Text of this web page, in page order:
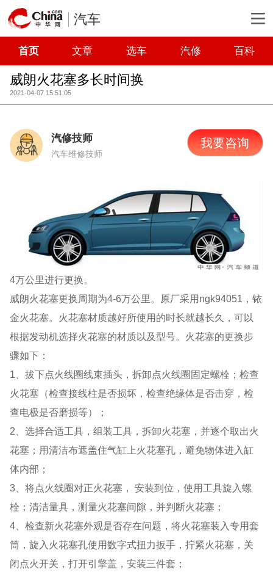
汽车
首页 文章 选车 汽修 百科
威朗火花塞多长时间换
2021-04-07 15:51:05
汽修技师
汽车维修技师
我要咨询
4万公里进行更换。
威朗火花塞更换周期为4-6万公里。原厂采用ngk94051，铱
金火花塞。火花塞材质越好所使用的时长就越长久，可以
根据发动机选择火花塞的材质以及型号。火花塞的更换步
骤如下：
1、拔下点火线圈线束插头，拆卸点火线圈固定螺栓；检查
火花塞（检查接线柱是否损坏，检查绝缘体是否击穿，检
查电极是否磨损等）；
2、选择合适工具，组装工具，拆卸火花塞，并逐个取出火
花塞；用清洁布遮盖住气缸上火花塞孔，避免物体进入缸
体内部；
3、将点火线圈对正火花塞， 安装到位，使用工具旋入螺
栓；清洁量具，测量火花塞间隙，并判断火花塞；
4、检查新火花塞外观是否存在问题，将火花塞装入专用套
筒，旋入火花塞孔使用数字式扭力扳手，拧紧火花塞，关
闭点火开关，打开引擎盖，安装三件套；